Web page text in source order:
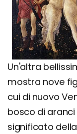
Un'altra
mostra nove
cui di nuovo
bosco di
significato